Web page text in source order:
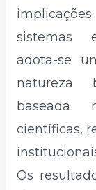
sistemas
adota-se
natureza
baseada
científicas,
Os